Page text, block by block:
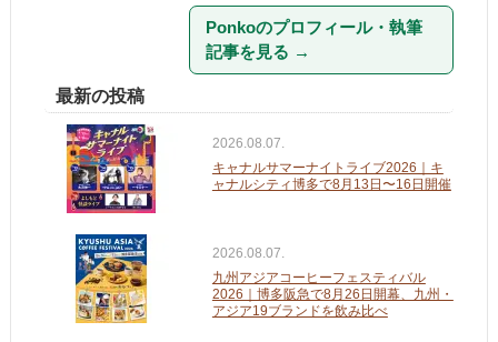
Ponkoのプロフィール・執筆
記事を見る →
最新の投稿
2026.08.07.
キャナルサマーナイトライブ2026｜キ
ャナルシティ博多で8月13日〜16日開催
2026.08.07.
九州アジアコーヒーフェスティバル
2026｜博多阪急で8月26日開幕、九州・
アジア19ブランドを飲み比べ